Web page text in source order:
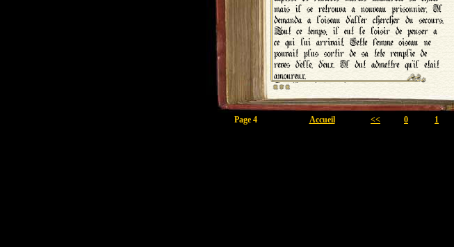
Page 4 Accueil << 0 1